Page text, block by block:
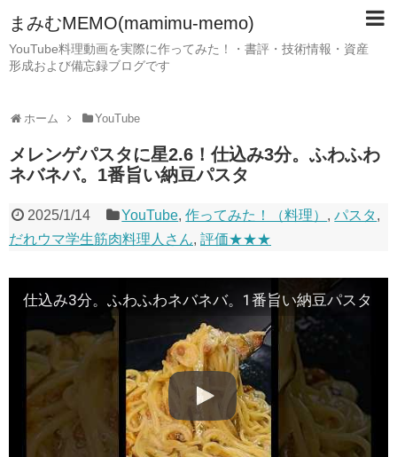
まみむMEMO(mamimu-memo)
YouTube料理動画を実際に作ってみた！・書評・技術情報・資産
形成および備忘録ブログです
ホーム YouTube
メレンゲパスタに星2.6！仕込み3分。ふわふわ
ネバネバ。1番旨い納豆パスタ
2025/1/14 YouTube,作ってみた！（料理） ,パスタ,
だれウマ学生筋肉料理人さん, 評価★★★
仕込み3分。ふわふわネバネバ。1番旨い納豆パスタ